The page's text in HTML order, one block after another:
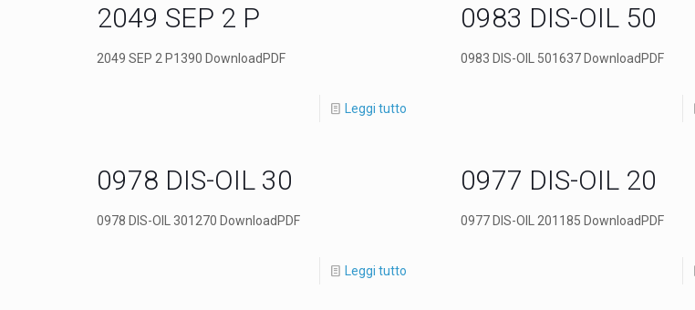
2049 SEP 2 P
2049 SEP 2 P1390 DownloadPDF
Leggi tutto
0983 DIS-OIL 50
0983 DIS-OIL 501637 DownloadPDF
0978 DIS-OIL 30
0978 DIS-OIL 301270 DownloadPDF
Leggi tutto
0977 DIS-OIL 20
0977 DIS-OIL 201185 DownloadPDF